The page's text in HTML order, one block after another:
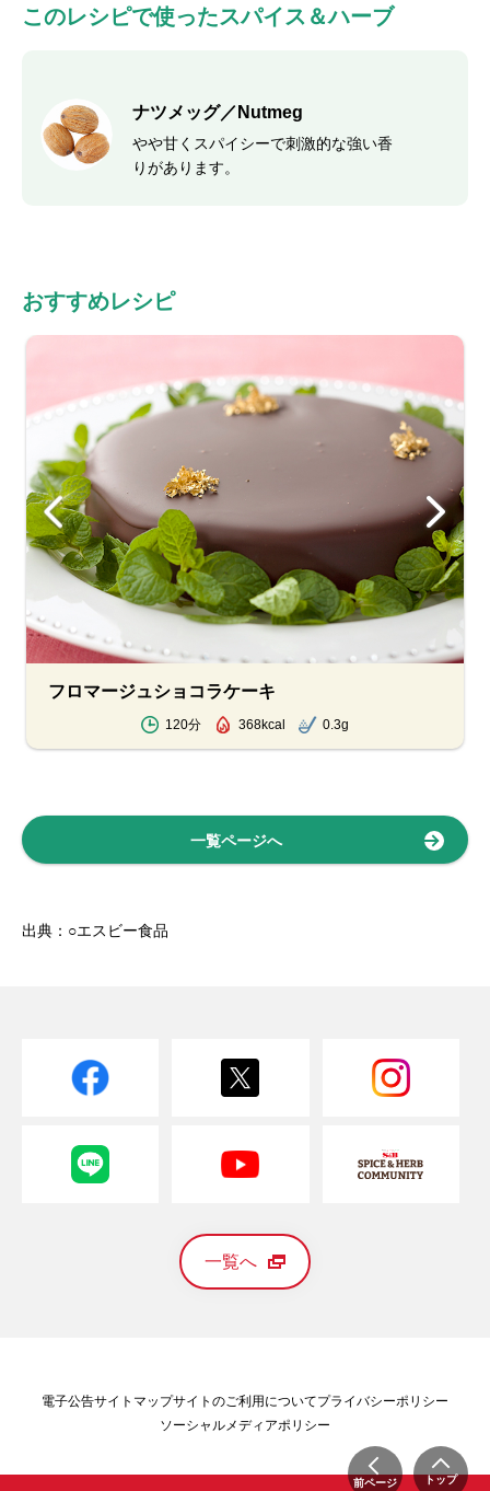
このレシピで使ったスパイス＆ハーブ
ナツメッグ／Nutmeg
やや甘くスパイシーで刺激的な強い香
りがあります。
おすすめレシピ
フロマージュショコラケーキ
120分 368kcal 0.3g
一覧ページへ
出典：○エスビー食品
前ページ トップ
一覧へ
電子公告サイトマップサイトのご利用についてプライバシーポリシー
ソーシャルメディアポリシー